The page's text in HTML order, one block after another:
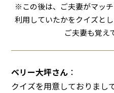
※この後は、ご夫妻がマッ
利用していたかを
ご夫妻も覚えて
ベリー大坪さん ：
クイズを用意しておりまし